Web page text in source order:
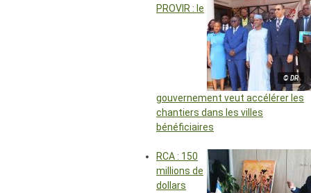
© DR
PROVIR : le
gouvernement veut accélérer les
chantiers dans les villes
bénéficiaires
RCA : 150
millions de
dollars